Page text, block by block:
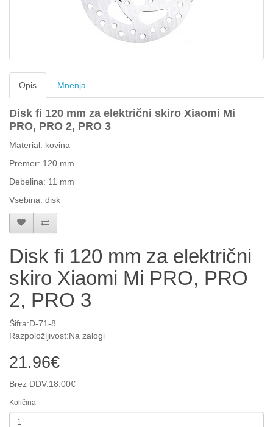
Opis Mnenja
Disk fi 120 mm za električni skiro Xiaomi Mi
PRO, PRO 2, PRO 3
Material: kovina
Premer: 120 mm
Debelina: 11 mm
Vsebina: disk
Disk fi 120 mm za električni
skiro Xiaomi Mi PRO, PRO
2, PRO 3
Šifra:D-71-8
Razpoložljivost:Na zalogi
21.96€
Brez DDV:18.00€
Količina